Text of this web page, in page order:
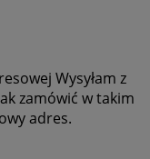
Wysyłam z
zamówić w takim
adres.